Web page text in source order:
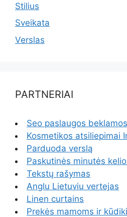
Stilius
Sveikata
Verslas
PARTNERIAI
Seo paslaugos
Kosmetikos atsiliepimai
Parduoda verslą
Paskutinės minutės
Tekstų rašymas
Anglu Lietuviu vertejas
Linen curtains
Prekės mamoms ir